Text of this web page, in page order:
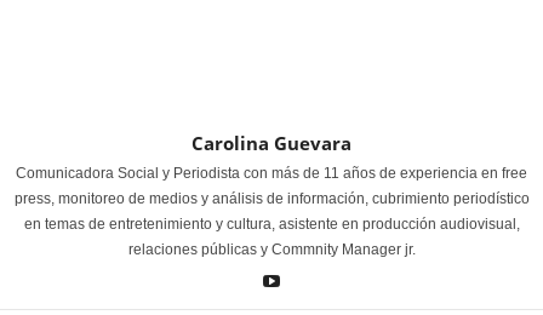
Carolina Guevara
Comunicadora Social y Periodista con más de 11 años de experiencia en free
press, monitoreo de medios y análisis de información, cubrimiento periodístico
en temas de entretenimiento y cultura, asistente en producción audiovisual,
relaciones públicas y Commnity Manager jr.